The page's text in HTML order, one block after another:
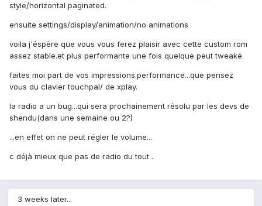
style/horizontal paginated.
ensuite settings/display/animation/no animations
voila j'éspère que vous vous ferez plaisir avec cette custom rom
assez stable.et plus performante une fois quelque peut tweaké.
faites moi part de vos impressions.performance...que pensez
vous du clavier touchpal/ de xplay.
la radio a un bug...qui sera prochainement résolu par les devs de
shendu(dans une semaine ou 2?)
...en effet on ne peut régler le volume...
c déjà mieux que pas de radio du tout .
3 weeks later...